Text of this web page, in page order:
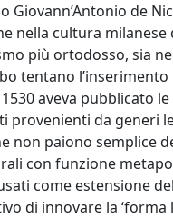
de
nella cultura
più ortodosso, sia
tentano
aveva pubblicato le
provenienti da generi
non paiono semplice
con funzione
come estensione
di innovare la ‘forma